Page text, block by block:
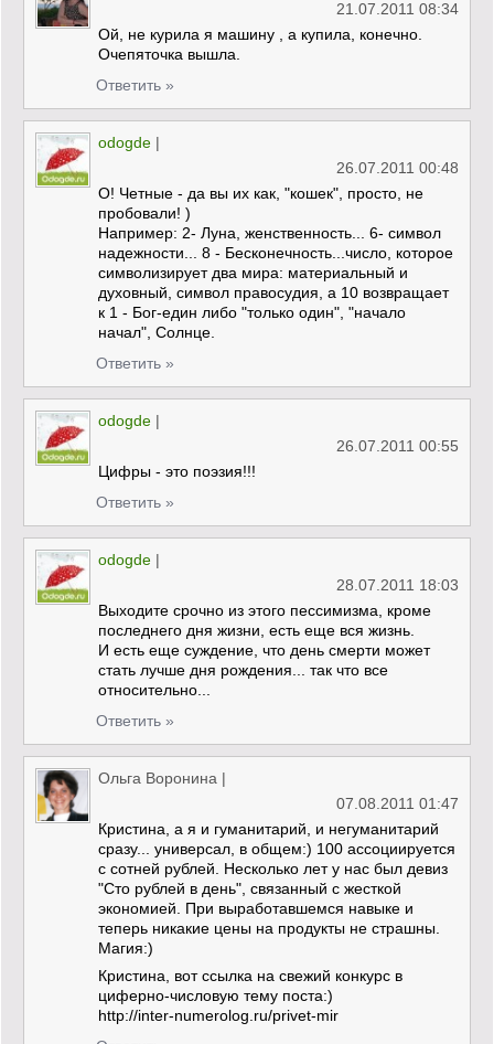
21.07.2011 08:34
Ой, не курила я машину , а купила, конечно.
Очепяточка вышла.
Ответить »
odogde |
26.07.2011 00:48
О! Четные - да вы их как, "кошек", просто, не
пробовали! )
Например: 2- Луна, женственность... 6- символ
надежности... 8 - Бесконечность...число, которое
символизирует два мира: материальный и
духовный, символ правосудия, а 10 возвращает
к 1 - Бог-един либо "только один", "начало
начал", Солнце.
Ответить »
odogde |
26.07.2011 00:55
Цифры - это поэзия!!!
Ответить »
odogde |
28.07.2011 18:03
Выходите срочно из этого пессимизма, кроме
последнего дня жизни, есть еще вся жизнь.
И есть еще суждение, что день смерти может
стать лучше дня рождения... так что все
относительно...
Ответить »
Ольга Воронина |
07.08.2011 01:47
Кристина, а я и гуманитарий, и негуманитарий
сразу... универсал, в общем:) 100 ассоциируется
с сотней рублей. Несколько лет у нас был девиз
"Сто рублей в день", связанный с жесткой
экономией. При выработавшемся навыке и
теперь никакие цены на продукты не страшны.
Магия:)
Кристина, вот ссылка на свежий конкурс в
циферно-числовую тему поста:)
http://inter-numerolog.ru/privet-mir